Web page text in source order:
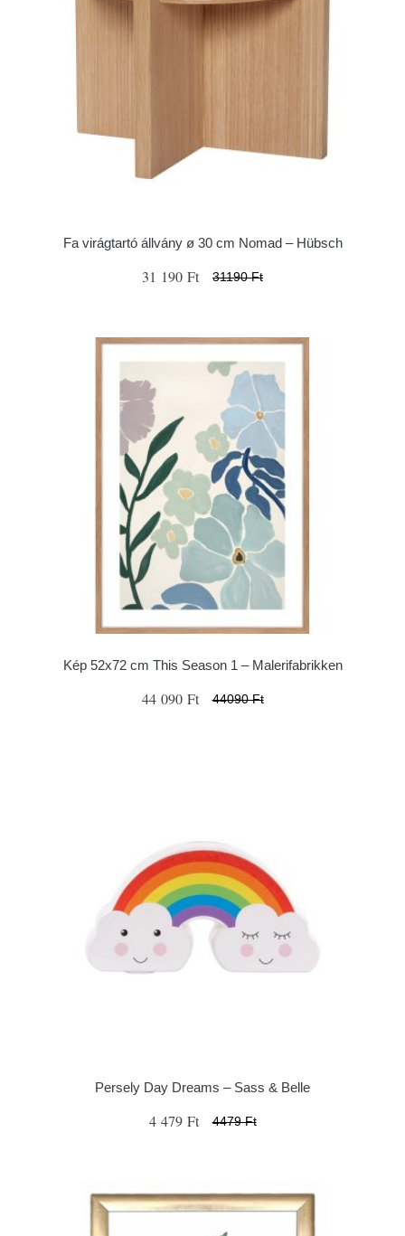
Fa virágtartó állvány ø 30 cm Nomad – Hübsch
31 190 Ft 31190 Ft
Kép 52x72 cm This Season 1 – Malerifabrikken
44 090 Ft 44090 Ft
Persely Day Dreams – Sass & Belle
4 479 Ft 4479 Ft